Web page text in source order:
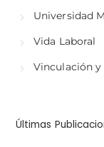
Universidad
Vida Laboral
Vinculación y
Últimas